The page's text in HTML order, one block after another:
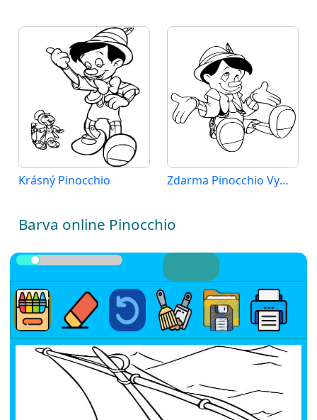
Krásný Pinocchio Zdarma Pinocchio Vymalovatelné
Barva online Pinocchio